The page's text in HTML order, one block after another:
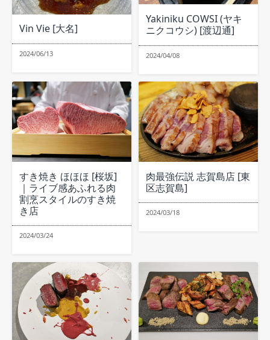
Vin Vie [大名]
2024/06/13
Yakiniku COWSI (ヤキ
ニクコウシ) [渡辺通]
2024/04/08
すき焼き ほほほ [桜坂]
｜ライブ感あふれる肉
割烹スタイルのすき焼
き店
2024/03/24
肉最強伝説 志賀島店 [東
区志賀島]
2024/03/18